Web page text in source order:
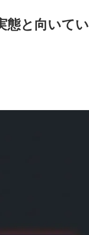
態と向いてい